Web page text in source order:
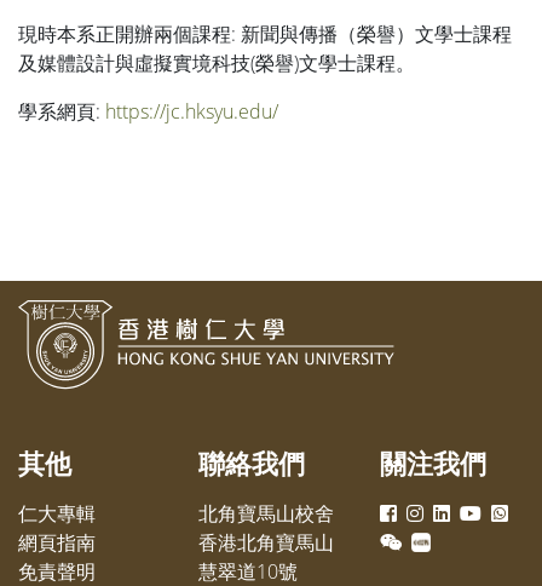
現時本系正開辦兩個課程: 新聞與傳播（榮譽）文學士課程
及媒體設計與虛擬實境科技(榮譽)文學士課程。
學系網頁: https://jc.hksyu.edu/
其他
仁大專輯
網頁指南
免責聲明
聯絡我們
北角寶馬山校舍
香港北角寶馬山
慧翠道10號
關注我們